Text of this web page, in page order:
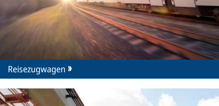
Reisezugwagen